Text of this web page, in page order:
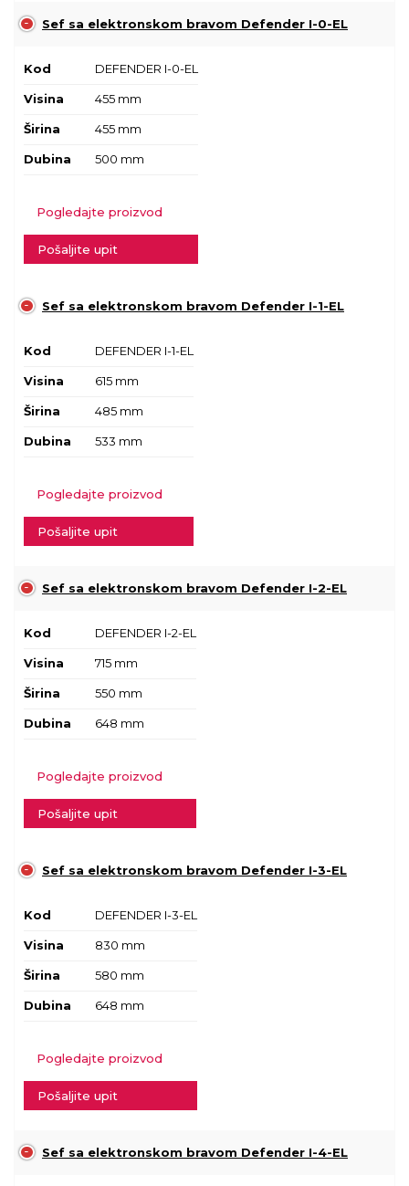
Sef sa elektronskom bravom Defender I-0-EL
Kod DEFENDER I-0-EL
Visina 455 mm
Širina 455 mm
Dubina 500 mm
Pogledajte proizvod
Pošaljite upit
Sef sa elektronskom bravom Defender I-1-EL
Kod DEFENDER I-1-EL
Visina 615 mm
Širina 485 mm
Dubina 533 mm
Pogledajte proizvod
Pošaljite upit
Sef sa elektronskom bravom Defender I-2-EL
Kod DEFENDER I-2-EL
Visina 715 mm
Širina 550 mm
Dubina 648 mm
Pogledajte proizvod
Pošaljite upit
Sef sa elektronskom bravom Defender I-3-EL
Kod DEFENDER I-3-EL
Visina 830 mm
Širina 580 mm
Dubina 648 mm
Pogledajte proizvod
Pošaljite upit
Sef sa elektronskom bravom Defender I-4-EL